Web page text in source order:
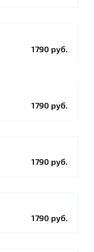
1790 руб.
1790 руб.
1790 руб.
1790 руб.